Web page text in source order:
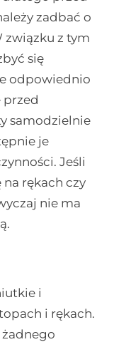
zadbać o
związku z tym
się
odpowiednio
przed
samodzielnie
je
Jeśli
rękach czy
nie ma
i
i rękach.